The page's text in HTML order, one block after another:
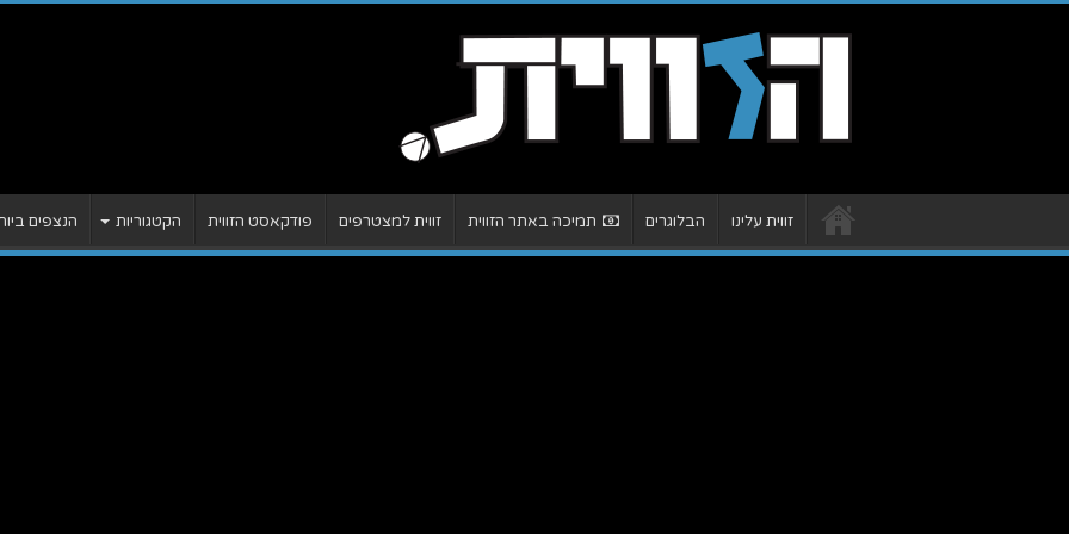
זווית עלינו הבלוגרים תמיכה באתר הזווית זווית למצטרפים פודקאסט הזווית הקטגוריות הנצפים